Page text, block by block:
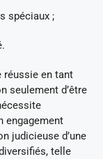
spéciaux ;
réussie en tant
seulement d’être
engagement
judicieuse d’une
telle